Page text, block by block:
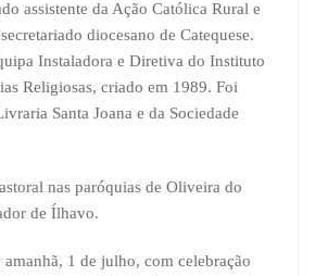
assistente da Ação Católica Rural e
diocesano de Catequese.
Instaladora e Diretiva do Instituto
Religiosas, criado em 1989. Foi
Santa Joana e da Sociedade
nas paróquias de Oliveira do
de Ílhavo.
amanhã, 1 de julho, com celebração